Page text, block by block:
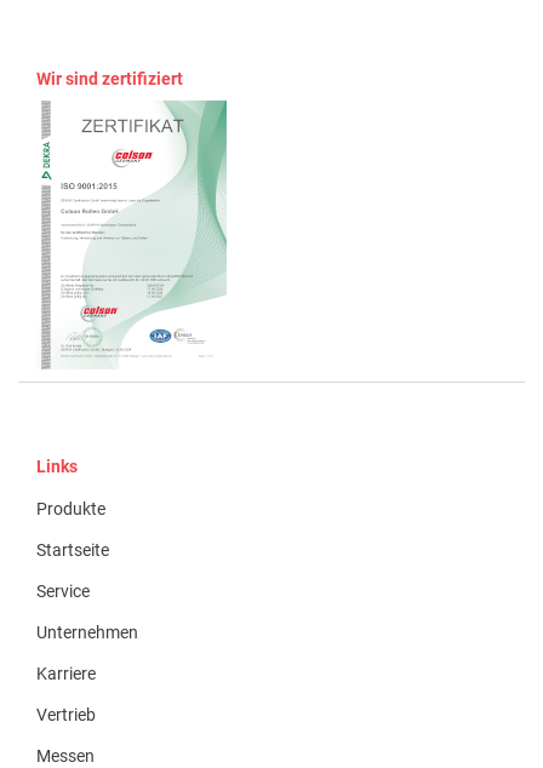
Wir sind zertifiziert
Links
Produkte
Startseite
Service
Unternehmen
Karriere
Vertrieb
Messen